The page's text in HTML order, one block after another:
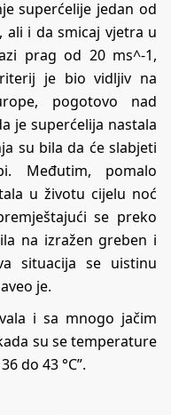
superćelije jedan od
i da smicaj vjetra u
prag od 20 ms^-1,
je bio vidljiv na
pogotovo nad
je superćelija nastala
su bila da će slabjeti
Međutim, pomalo
u životu cijelu noć
se preko
na izražen greben i
situacija se uistinu
je.
i sa mnogo jačim
su se temperature
do 43 °C”.